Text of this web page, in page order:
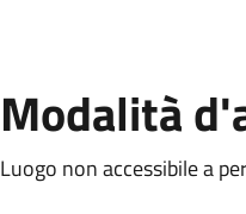
Modalità
Luogo non accessibile a